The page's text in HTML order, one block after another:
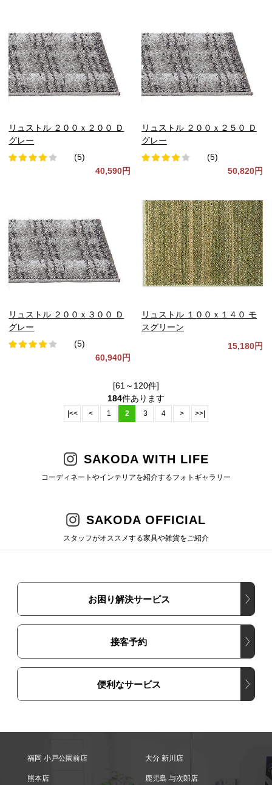
リュストル ２００ｘ２００ Ｄ
グレー
(5)
40,590円
リュストル ２００ｘ２５０ Ｄ
グレー
(5)
50,820円
リュストル ２００ｘ３００ Ｄ
グレー
(5)
60,940円
リュストル １００ｘ１４０ モ
スグリーン
15,180円
[61～120件]
184件あります
|<< < 1 2 3 4 > >>|
SAKODA WITH LIFE
コーディネートやインテリアを紹介するフォトギャラリー
SAKODA OFFICIAL
スタッフがオススメする家具や雑貨をご紹介
お困り解決サービス
接客予約
便利なサービス
福岡 小戸公園前店 大分 新川店
熊本店 鹿児島 与次郎店